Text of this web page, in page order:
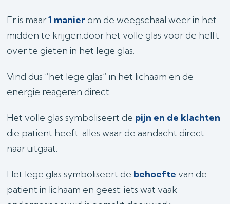
Er is maar1 manier om de weegschaal weer in het
midden te krijgen:door het volle glas voor de helft
over te gieten in het lege glas.
Vind dus “het lege glas” in het lichaam en de
energie reageren direct.
Het volle glas symboliseert de pijn en de klachten
die patient heeft: alles waar de aandacht direct
naar uitgaat.
Het lege glas symboliseert de behoefte van de
patient in lichaam en geest: iets wat vaak